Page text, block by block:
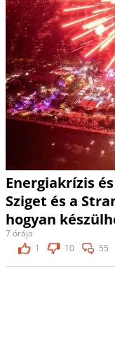
Energiakrízis
Sziget és a
hogyan
7 órája
1
10 55